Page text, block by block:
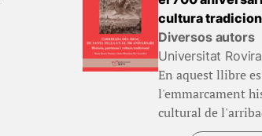
cultura
Diversos autors
Universitat
En aquest llibre
l'emmarcament
cultural de